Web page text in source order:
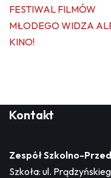
FESTIWAL FILMÓW
MŁODEGO WIDZA
KINO!
Kontakt
Zespół Szkolno-
Szkoła: ul.